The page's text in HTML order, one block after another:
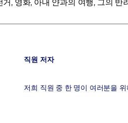
거, 영화, 아내 얀과의 여행, 그의
직원 저자
저희 직원 중 한 명이 여러분을